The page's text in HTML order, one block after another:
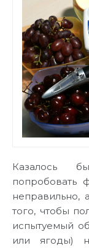
Казалось
попробовать
неправильно,
того, чтобы
испытуемый
или ягоды)